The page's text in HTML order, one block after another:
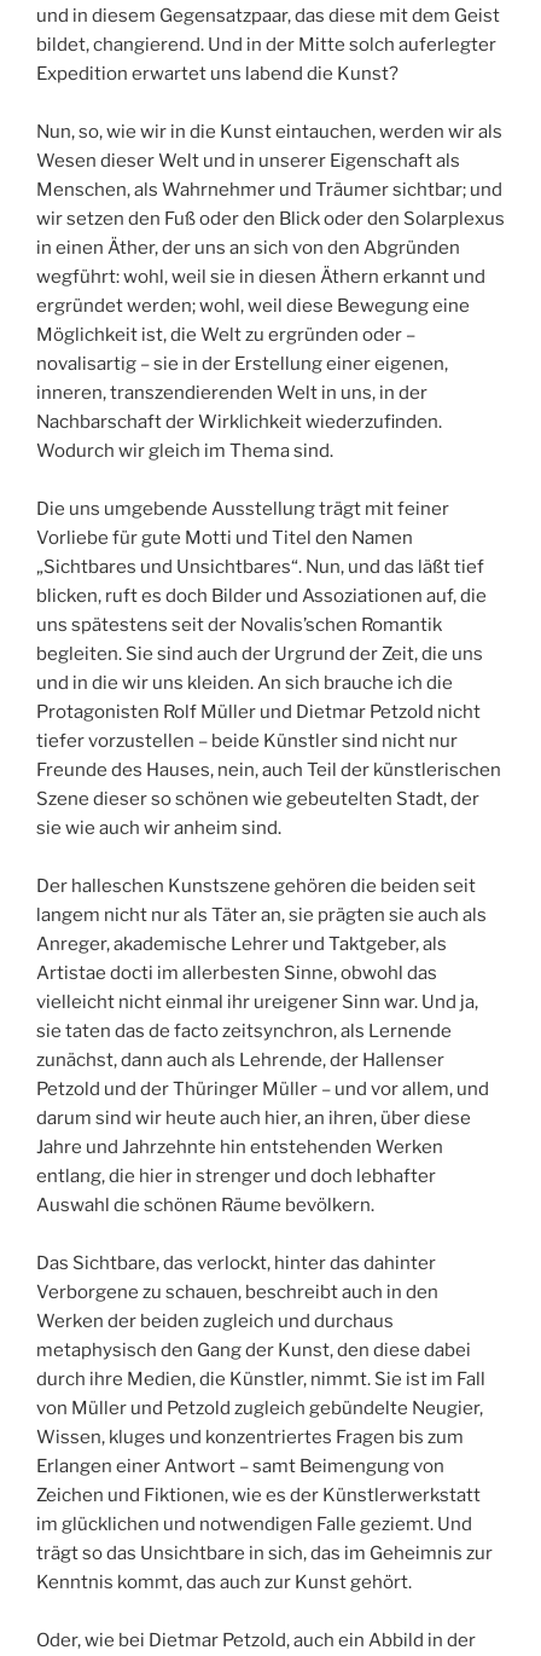
und in diesem Gegensatzpaar, das diese mit dem Geist
bildet, changierend. Und in der Mitte solch auferlegter
Expedition erwartet uns labend die Kunst?
Nun, so, wie wir in die Kunst eintauchen, werden wir als
Wesen dieser Welt und in unserer Eigenschaft als
Menschen, als Wahrnehmer und Träumer sichtbar; und
wir setzen den Fuß oder den Blick oder den Solarplexus
in einen Äther, der uns an sich von den Abgründen
wegführt: wohl, weil sie in diesen Äthern erkannt und
ergründet werden; wohl, weil diese Bewegung eine
Möglichkeit ist, die Welt zu ergründen oder –
novalisartig – sie in der Erstellung einer eigenen,
inneren, transzendierenden Welt in uns, in der
Nachbarschaft der Wirklichkeit wiederzufinden.
Wodurch wir gleich im Thema sind.
Die uns umgebende Ausstellung trägt mit feiner
Vorliebe für gute Motti und Titel den Namen
„Sichtbares und Unsichtbares“. Nun, und das läßt tief
blicken, ruft es doch Bilder und Assoziationen auf, die
uns spätestens seit der Novalis’schen Romantik
begleiten. Sie sind auch der Urgrund der Zeit, die uns
und in die wir uns kleiden. An sich brauche ich die
Protagonisten Rolf Müller und Dietmar Petzold nicht
tiefer vorzustellen – beide Künstler sind nicht nur
Freunde des Hauses, nein, auch Teil der künstlerischen
Szene dieser so schönen wie gebeutelten Stadt, der
sie wie auch wir anheim sind.
Der halleschen Kunstszene gehören die beiden seit
langem nicht nur als Täter an, sie prägten sie auch als
Anreger, akademische Lehrer und Taktgeber, als
Artistae docti im allerbesten Sinne, obwohl das
vielleicht nicht einmal ihr ureigener Sinn war. Und ja,
sie taten das de facto zeitsynchron, als Lernende
zunächst, dann auch als Lehrende, der Hallenser
Petzold und der Thüringer Müller – und vor allem, und
darum sind wir heute auch hier, an ihren, über diese
Jahre und Jahrzehnte hin entstehenden Werken
entlang, die hier in strenger und doch lebhafter
Auswahl die schönen Räume bevölkern.
Das Sichtbare, das verlockt, hinter das dahinter
Verborgene zu schauen, beschreibt auch in den
Werken der beiden zugleich und durchaus
metaphysisch den Gang der Kunst, den diese dabei
durch ihre Medien, die Künstler, nimmt. Sie ist im Fall
von Müller und Petzold zugleich gebündelte Neugier,
Wissen, kluges und konzentriertes Fragen bis zum
Erlangen einer Antwort – samt Beimengung von
Zeichen und Fiktionen, wie es der Künstlerwerkstatt
im glücklichen und notwendigen Falle geziemt. Und
trägt so das Unsichtbare in sich, das im Geheimnis zur
Kenntnis kommt, das auch zur Kunst gehört.
Oder, wie bei Dietmar Petzold, auch ein Abbild in der